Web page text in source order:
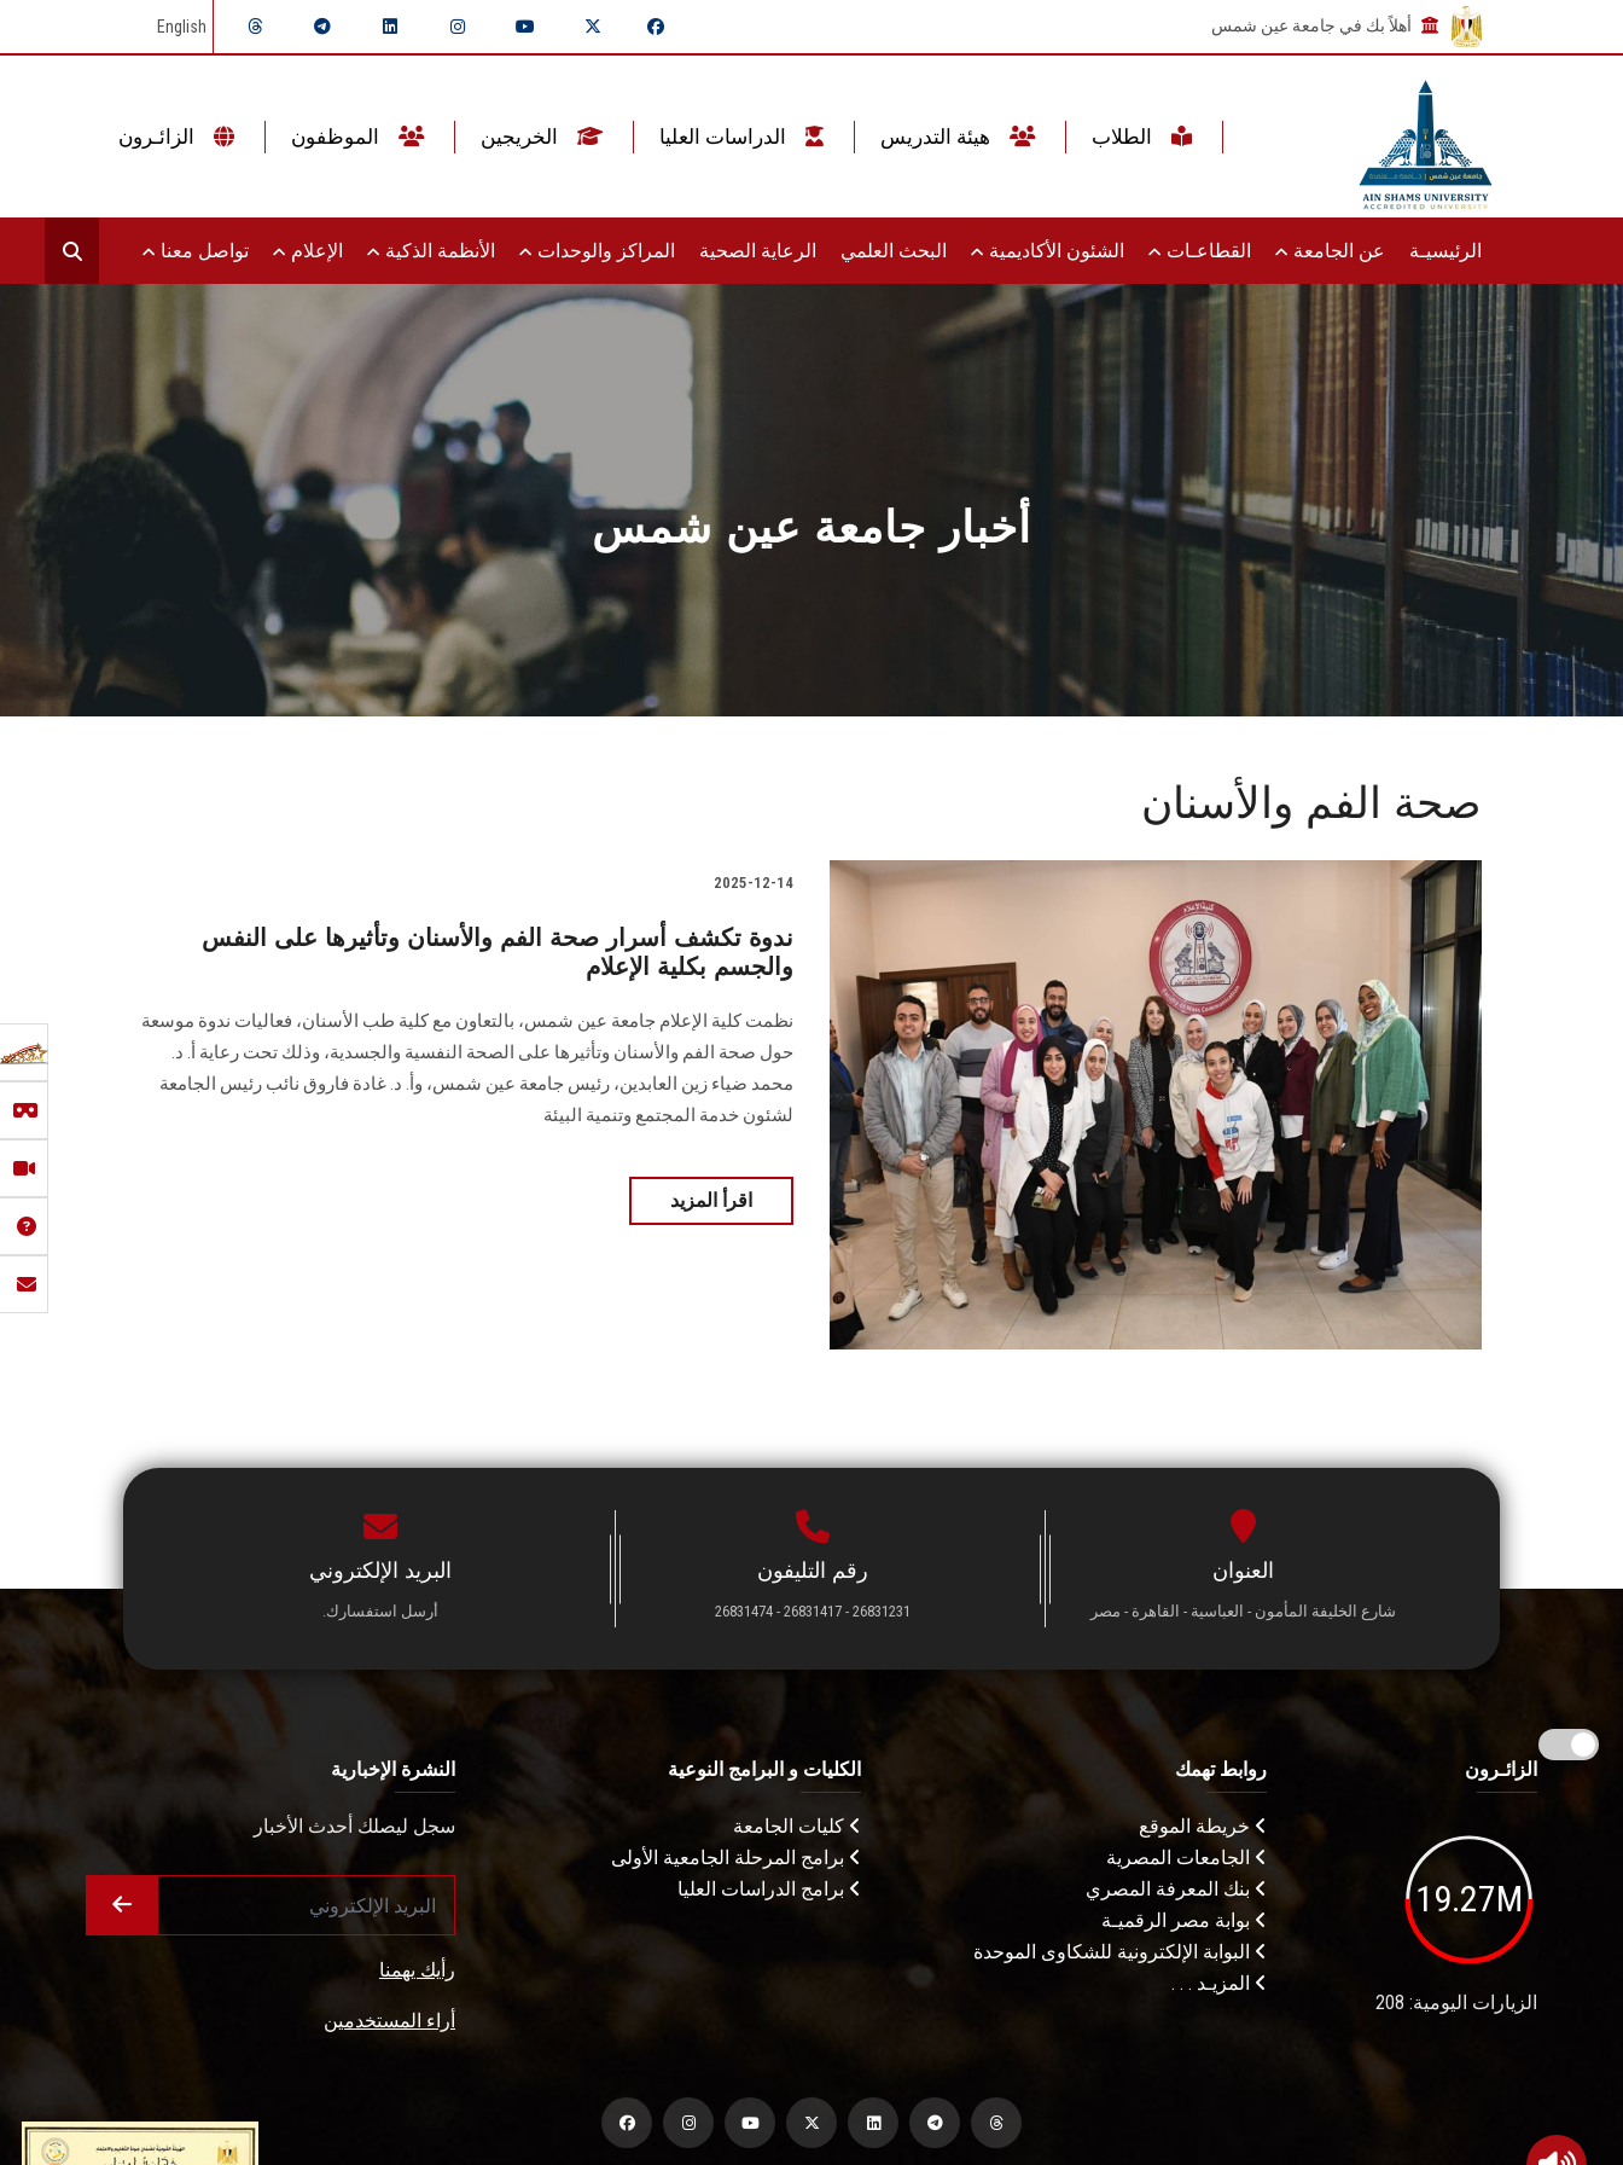
أهلاً بك في جامعة عين شمس English
الرئيسيـة عن الجامعة القطاعـات الشئون الأكاديمية البحث العلمي الرعاية الصحية المراكز والوحدات الأنظمة الذكية الإعلام تواصل معنا
أخبار جامعة عين شمس
صحة الفم والأسنان
2025-12-14
ندوة تكشف أسرار صحة الفم والأسنان وتأثيرها على النفس
والجسم بكلية الإعلام
نظمت كلية الإعلام جامعة عين شمس، بالتعاون مع كلية طب الأسنان، فعاليات ندوة موسعة
حول صحة الفم والأسنان وتأثيرها على الصحة النفسية والجسدية، وذلك تحت رعاية أ. د.
محمد ضياء زين العابدين، رئيس جامعة عين شمس، وأ. د. غادة فاروق نائب رئيس الجامعة
لشئون خدمة المجتمع وتنمية البيئة
اقرأ المزيد
العنوان
شارع الخليفة المأمون - العباسية - القاهرة - مصر
رقم التليفون
26831231 - 26831417 - 26831474
البريد الإلكتروني
أرسل استفسارك.
الزائـرون
19.27M
الزيارات اليومية: 208
روابط تهمك
خريطة الموقع
الجامعات المصرية
بنك المعرفة المصري
بوابة مصر الرقميـة
البوابة الإلكترونية للشكاوى الموحدة
المزيـد . . .
الكليات و البرامج النوعية
كليات الجامعة
برامج المرحلة الجامعية الأولى
برامج الدراسات العليا
النشرة الإخبارية
سجل ليصلك أحدث الأخبار
رأيك يهمنا
أراء المستخدمين